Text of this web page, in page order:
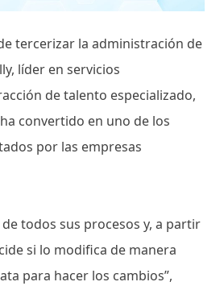
tercerizar la administración de
líder en servicios
de talento especializado,
convertido en uno de los
por las empresas
de todos sus procesos y, a partir
si lo modifica de manera
para hacer los cambios”,